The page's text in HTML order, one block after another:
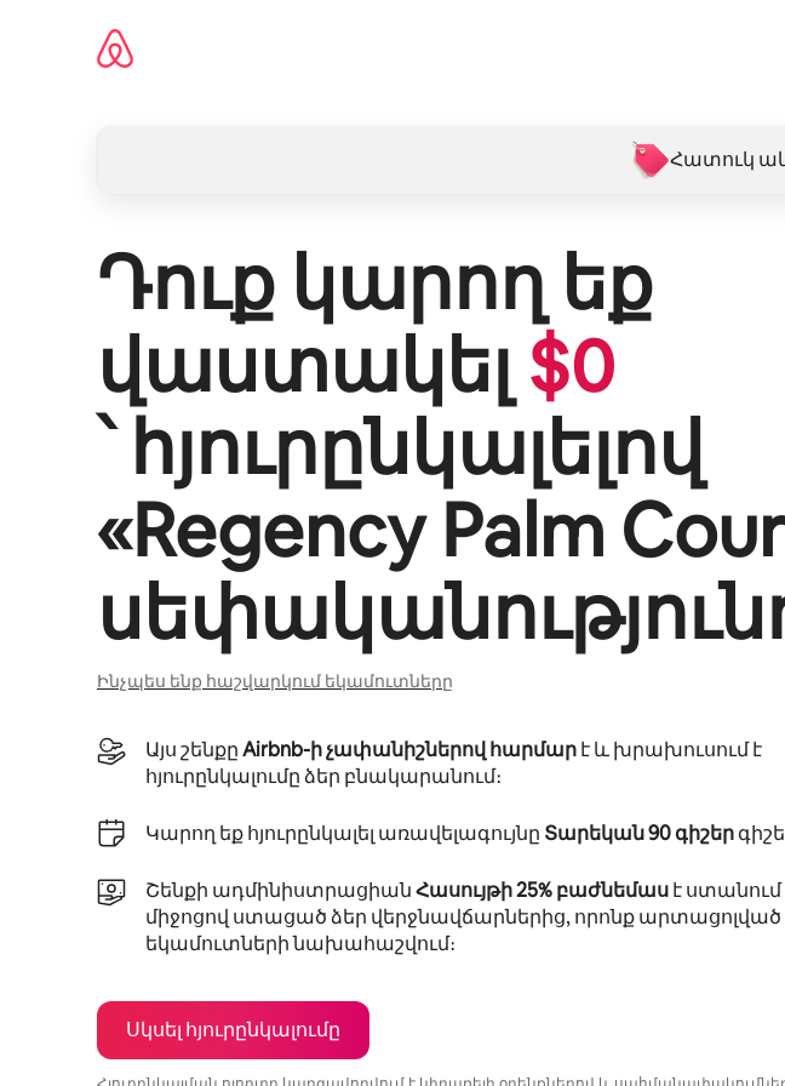
Հատուկ
Դուք կարող եք
վաստակել $0
՝ հյուրընկալելով
«Regency Palm
Ինչպես ենք հաշվարկում եկամուտները
Այս շենքըAirbnb-ի չափանիշներով հարմարէ և խրախուսում է
հյուրընկալումը ձեր բնակարանում։
Կարող եք հյուրընկալել առավելագույնը Տարեկան 90 գիշեր
Շենքի ադմինիստրացիանՀասույթի 25% բաժնեմասէ ստանում
միջոցով ստացած ձեր վերջնավճարներից, որոնք արտացոլված
եկամուտների նախահաշվում։
Սկսել հյուրընկալումը